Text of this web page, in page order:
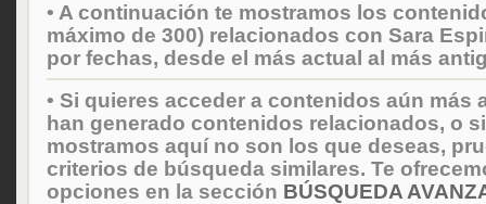
• A continuación te mostramos los
máximo de 300) relacionados con Sara
por fechas, desde el más actual al más
• Si quieres acceder a contenidos aún más
han generado contenidos relacionados, o
mostramos aquí no son los que deseas,
criterios de búsqueda similares. Te
opciones en la sección BÚSQUEDA